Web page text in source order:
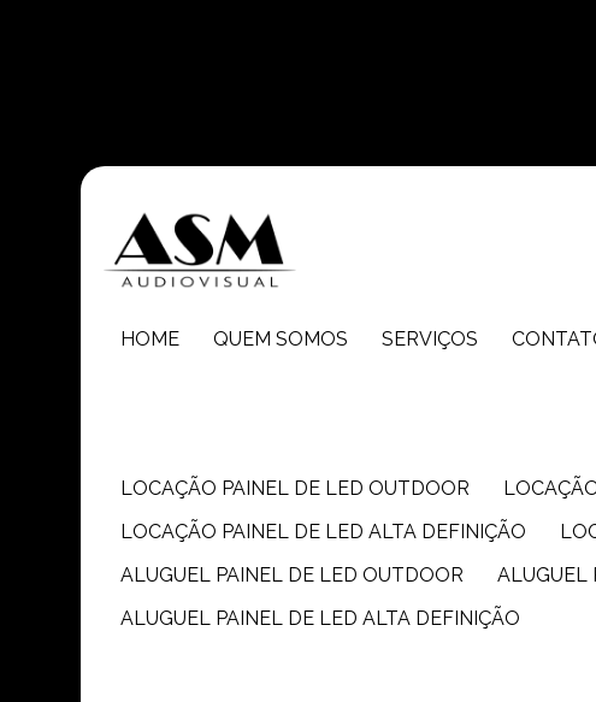
HOME QUEM SOMOS SERVIÇOS
LOCAÇÃO PAINEL DE LED OUTDOOR
LOCAÇÃO PAINEL DE LED ALTA DEFINIÇÃO
ALUGUEL PAINEL DE LED OUTDOOR
ALUGUEL PAINEL DE LED ALTA DEFINIÇÃO